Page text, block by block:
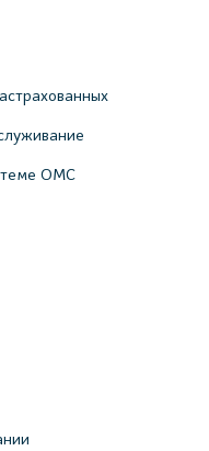
терминал на
пр., 31
на
(официальный
ОМС